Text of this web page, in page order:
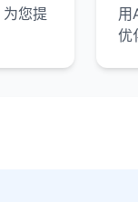
您提
用
优